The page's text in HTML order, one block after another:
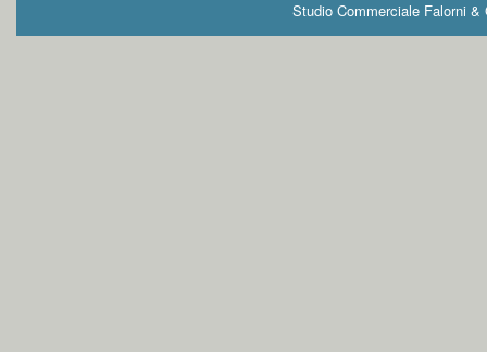
Studio Commerciale Falorni